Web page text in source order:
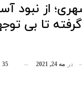
از نبود
تا بی
در مه 24, 2021 35